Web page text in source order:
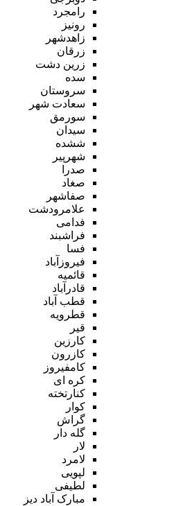
رامجرد
رونیز
زاهدشهر
زرقان
زرین دشت
سده
سروستان
سعادت شهر
سورمق
سیدان
ششده
شهرپیر
صدرا
صغاد
صفاشهر
علامرودشت
فدامی
فراشبند
فسا
فیروزآباد
قائمیه
قادرآباد
قطب آباد
قطرویه
قیر
کارزین
کازرون
کامفیروز
کره ای
کنارتخته
کوار
گراش
گله دار
لار
لامرد
لپویی
لطیفی
مبارک آباد دیز